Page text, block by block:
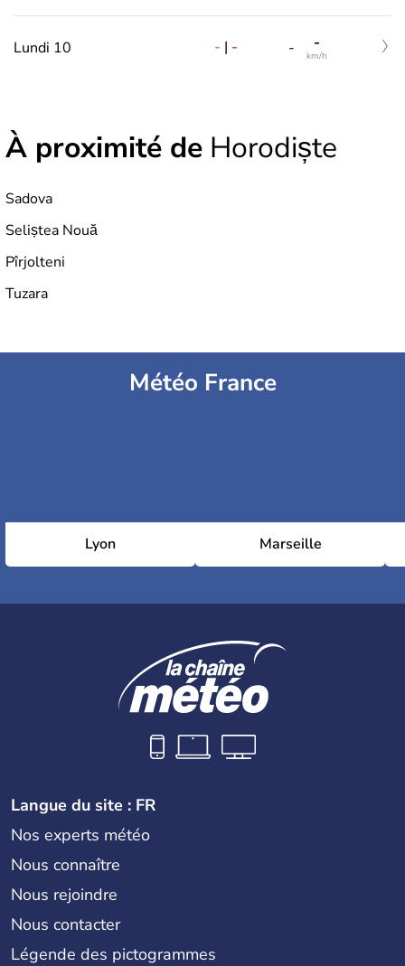
Lundi 10 - | - - -
km/h
À proximité de Horodiște
Sadova
Seliștea Nouă
Pîrjolteni
Tuzara
Météo France
Lyon Marseille
Langue du site : FR
Nos experts météo
Nous connaître
Nous rejoindre
Nous contacter
Légende des pictogrammes